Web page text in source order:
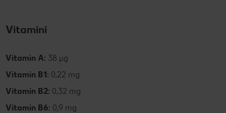
Vitamini
Vitamin A: 38 µg
Vitamin B1: 0,22 mg
Vitamin B2: 0,32 mg
Vitamin B6: 0,9 mg